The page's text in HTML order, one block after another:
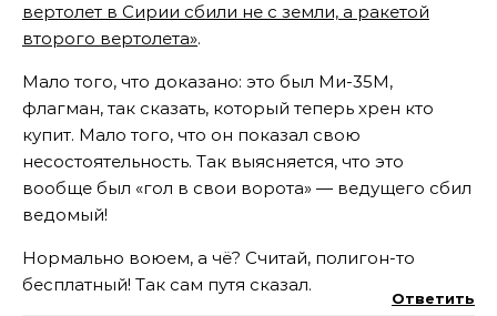
вертолет в Сирии сбили не с земли, а ракетой
второго вертолета».
Мало того, что доказано: это был Ми-35М,
флагман, так сказать, который теперь хрен кто
купит. Мало того, что он показал свою
несостоятельность. Так выясняется, что это
вообще был «гол в свои ворота» — ведущего сбил
ведомый!
Нормально воюем, а чё? Считай, полигон-то
бесплатный! Так сам путя сказал.
Ответить